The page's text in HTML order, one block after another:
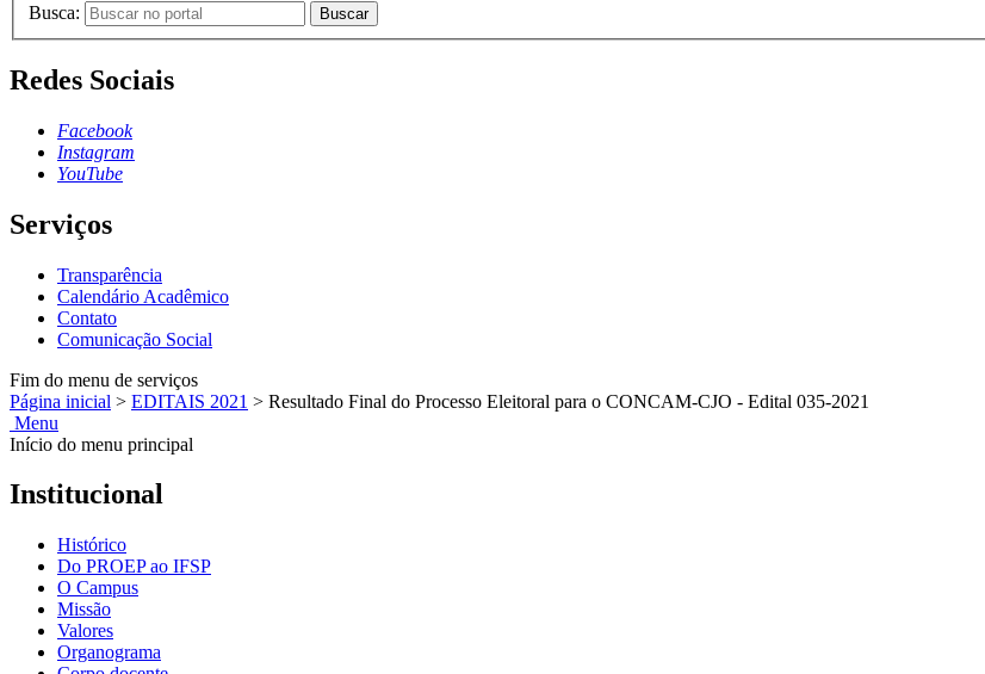
Busca: Buscar
Redes Sociais
Facebook
Instagram
YouTube
Serviços
Transparência
Calendário Acadêmico
Contato
Comunicação Social
Fim do menu de serviços
Página inicial > EDITAIS 2021 > Resultado Final do Processo Eleitoral para o CONCAM-CJO - Edital 035-2021
Menu
Início do menu principal
Institucional
Histórico
Do PROEP ao IFSP
O Campus
Missão
Valores
Organograma